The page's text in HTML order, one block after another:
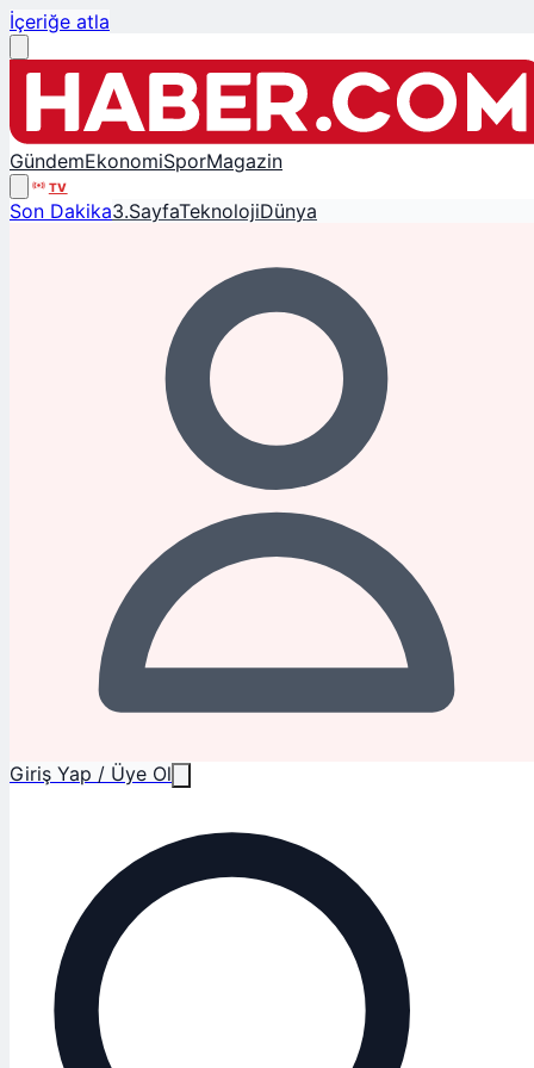
İçeriğe atla
GündemEkonomiSporMagazin
TV
Son Dakika3.SayfaTeknolojiDünya
Giriş Yap / Üye Ol